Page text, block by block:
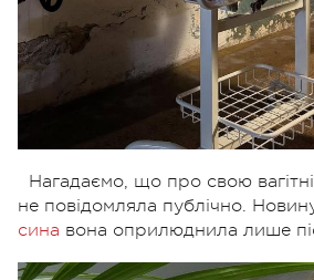
Нагадаємо, що про свою
не повідомляла публічно.
сина вона оприлюднила лише